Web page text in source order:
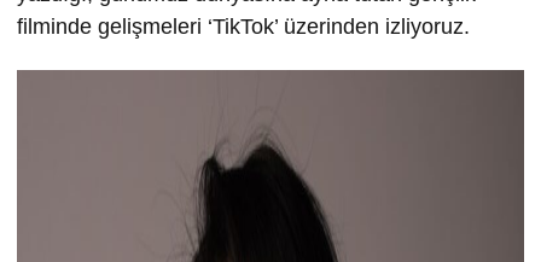
filminde gelişmeleri ‘TikTok’ üzerinden izliyoruz.